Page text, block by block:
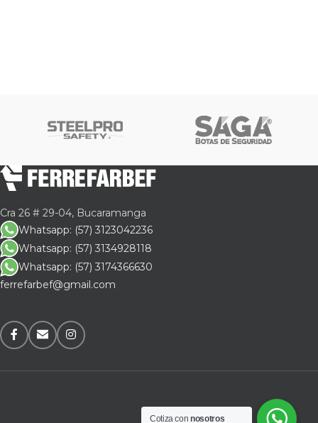
Cra 26 # 29-04, Bucaramanga
Whatsapp: (57) 3123042236
Whatsapp: (57) 3134928118
Whatsapp: (57) 3174366630
ferrefarbef@gmail.com
Cotiza connosotros